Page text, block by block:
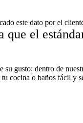
este dato por el
que el
gusto; dentro de
tu cocina o baños